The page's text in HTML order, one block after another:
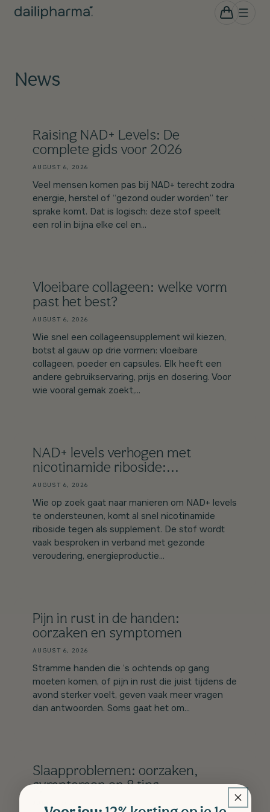
to
Cart
0
items
News
Raising NAD+ Levels: De
complete gids voor 2026
AUGUST 6, 2026
Veel mensen komen pas bij NAD+ terecht zodra
energie, herstel of “gezond ouder worden” ter
sprake komt. Dat is logisch: deze stof speelt
een rol in bijna elke cel en...
Vloeibare collageen: welke vorm
past het best?
AUGUST 6, 2026
Wie snel een collageensupplement wil kiezen,
botst al gauw op drie vormen: vloeibare
collageen, poeder en capsules. Elk heeft een
andere gebruikservaring, prijs en dosering. Voor
wie vooral gemak zoekt,...
NAD+ levels verhogen met
nicotinamide riboside:...
AUGUST 6, 2026
Wie op zoek gaat naar manieren om NAD+ levels
te ondersteunen, komt al snel nicotinamide
riboside tegen als supplement. De stof wordt
vaak besproken in verband met gezonde
veroudering, energieproductie...
Pijn in rust in de handen:
oorzaken en symptomen
AUGUST 6, 2026
Stramme handen die ’s ochtends op gang
moeten komen, of pijn in rust die juist tijdens de
avond sterker voelt, geven vaak meer vragen
dan antwoorden. Soms gaat het om...
Slaapproblemen: oorzaken,
symptomen en 8 tips